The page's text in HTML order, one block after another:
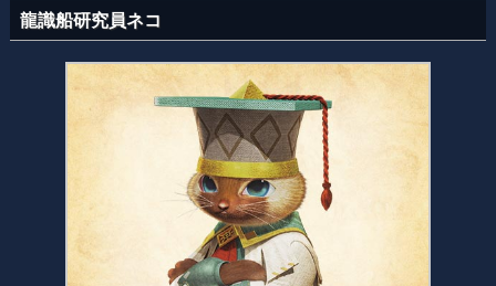
龍識船研究員ネコ